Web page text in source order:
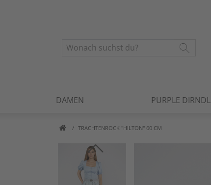
DAMEN PURPLE DIRNDL
TRACHTENROCK "HILTON" 60 CM
Artikelbilder überspringen